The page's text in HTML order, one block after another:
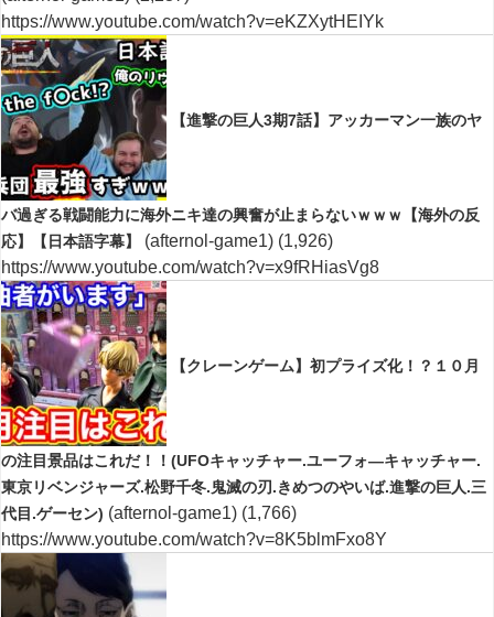
https://www.youtube.com/watch?v=eKZXytHEIYk
【進撃の巨人3期7話】アッカーマン一族のヤ
バ過ぎる戦闘能力に海外ニキ達の興奮が止まらないｗｗｗ【海外の反
応】【日本語字幕】
(afternol-game1) (1,926)
https://www.youtube.com/watch?v=x9fRHiasVg8
【クレーンゲーム】初プライズ化！？１０月
の注目景品はこれだ！！(UFOキャッチャー.ユーフォ―キャッチャー.
東京リベンジャーズ.松野千冬.鬼滅の刃.きめつのやいば.進撃の巨人.三
代目.ゲーセン) (afternol-game1) (1,766)
https://www.youtube.com/watch?v=8K5blmFxo8Y